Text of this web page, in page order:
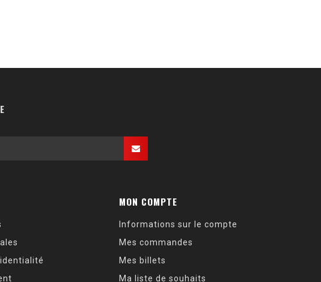
MON COMPTE
Informations sur le compte
Mes commandes
Mes billets
Ma liste de souhaits